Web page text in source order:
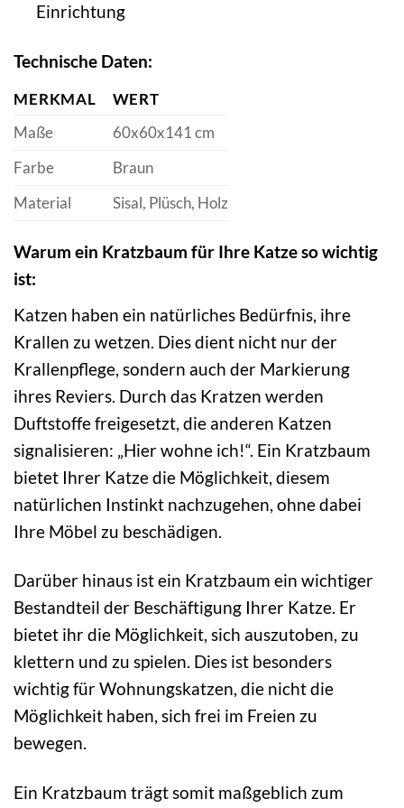
Einrichtung
Technische Daten:
MERKMAL
WERT
Maße
60x60x141 cm
Farbe
Braun
Material
Sisal, Plüsch, Holz
Warum ein Kratzbaum für Ihre Katze so wichtig
ist:
Katzen haben ein natürliches Bedürfnis, ihre
Krallen zu wetzen. Dies dient nicht nur der
Krallenpflege, sondern auch der Markierung
ihres Reviers. Durch das Kratzen werden
Duftstoffe freigesetzt, die anderen Katzen
signalisieren: „Hier wohne ich!“. Ein Kratzbaum
bietet Ihrer Katze die Möglichkeit, diesem
natürlichen Instinkt nachzugehen, ohne dabei
Ihre Möbel zu beschädigen.
Darüber hinaus ist ein Kratzbaum ein wichtiger
Bestandteil der Beschäftigung Ihrer Katze. Er
bietet ihr die Möglichkeit, sich auszutoben, zu
klettern und zu spielen. Dies ist besonders
wichtig für Wohnungskatzen, die nicht die
Möglichkeit haben, sich frei im Freien zu
bewegen.
Ein Kratzbaum trägt somit maßgeblich zum